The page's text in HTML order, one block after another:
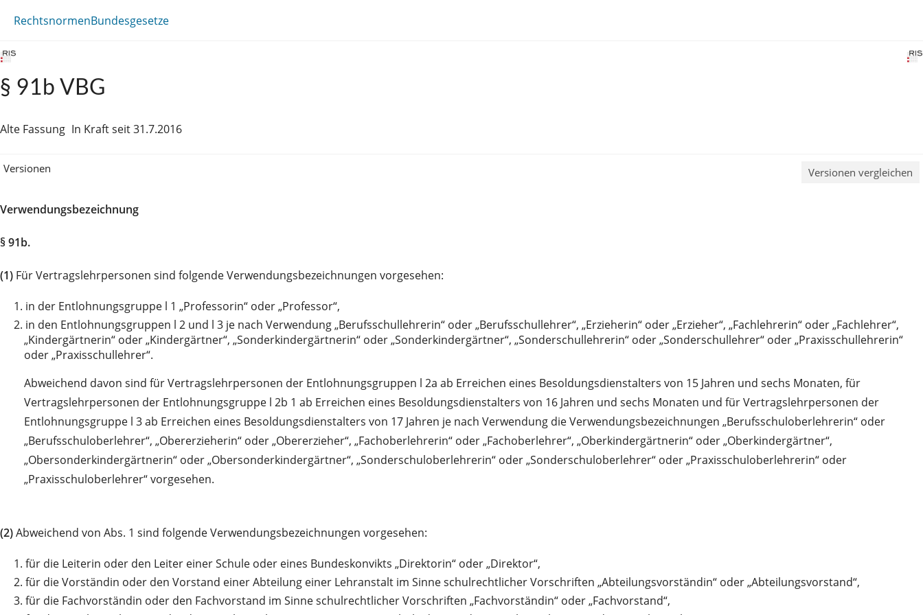
RechtsnormenBundesgesetze
§ 91b VBG
Alte Fassung In Kraft seit 31.7.2016
Versionen Versionen vergleichen
Verwendungsbezeichnung
§ 91b.
(1) Für Vertragslehrpersonen sind folgende Verwendungsbezeichnungen vorgesehen:
1. in der Entlohnungsgruppe l 1 „Professorin“ oder „Professor“,
2. in den Entlohnungsgruppen l 2 und l 3 je nach Verwendung „Berufsschullehrerin“ oder „Berufsschullehrer“, „Erzieherin“ oder „Erzieher“, „Fachlehrerin“ oder „Fachlehrer“,
„Kindergärtnerin“ oder „Kindergärtner“, „Sonderkindergärtnerin“ oder „Sonderkindergärtner“, „Sonderschullehrerin“ oder „Sonderschullehrer“ oder „Praxisschullehrerin“
oder „Praxisschullehrer“.
Abweichend davon sind für Vertragslehrpersonen der Entlohnungsgruppen l 2a ab Erreichen eines Besoldungsdienstalters von 15 Jahren und sechs Monaten, für
Vertragslehrpersonen der Entlohnungsgruppe l 2b 1 ab Erreichen eines Besoldungsdienstalters von 16 Jahren und sechs Monaten und für Vertragslehrpersonen der
Entlohnungsgruppe l 3 ab Erreichen eines Besoldungsdienstalters von 17 Jahren je nach Verwendung die Verwendungsbezeichnungen „Berufsschuloberlehrerin“ oder
„Berufsschuloberlehrer“, „Obererzieherin“ oder „Obererzieher“, „Fachoberlehrerin“ oder „Fachoberlehrer“, „Oberkindergärtnerin“ oder „Oberkindergärtner“,
„Obersonderkindergärtnerin“ oder „Obersonderkindergärtner“, „Sonderschuloberlehrerin“ oder „Sonderschuloberlehrer“ oder „Praxisschuloberlehrerin“ oder
„Praxisschuloberlehrer“ vorgesehen.
(2)Abweichend von Abs. 1 sind folgende Verwendungsbezeichnungen vorgesehen:
1. für die Leiterin oder den Leiter einer Schule oder eines Bundeskonvikts „Direktorin“ oder „Direktor“,
2. für die Vorständin oder den Vorstand einer Abteilung einer Lehranstalt im Sinne schulrechtlicher Vorschriften „Abteilungsvorständin“ oder „Abteilungsvorstand“,
3. für die Fachvorständin oder den Fachvorstand im Sinne schulrechtlicher Vorschriften „Fachvorständin“ oder „Fachvorstand“,